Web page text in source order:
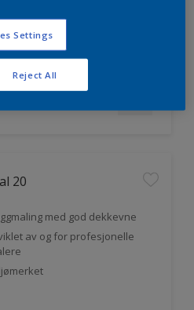
farger
20
med god dekkevne
av og for profesjonelle
Settings
Reject All